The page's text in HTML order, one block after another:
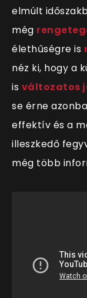
elmúlt
még
élethűségre is
néz ki, hogy a
is változatos
se érne
effektív és a
illeszkedő
még több